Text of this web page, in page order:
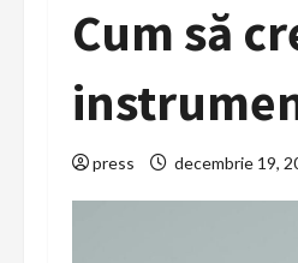
Cum să
press decembrie 19,